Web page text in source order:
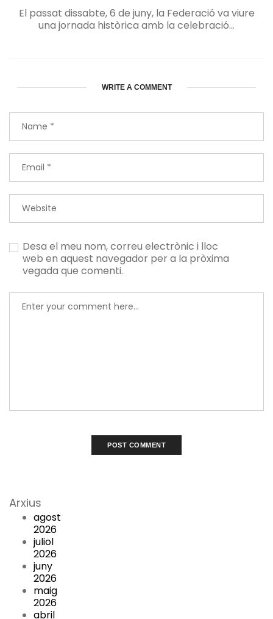
El passat dissabte, 6 de juny, la Federació va viure
una jornada històrica amb la celebració...
WRITE A COMMENT
Desa el meu nom, correu electrònic i lloc
web en aquest navegador per a la pròxima
vegada que comenti.
Arxius
agost
2026
juliol
2026
juny
2026
maig
2026
abril